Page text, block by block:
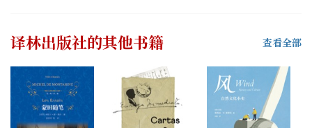
译林出版社的其他书籍 查看全部